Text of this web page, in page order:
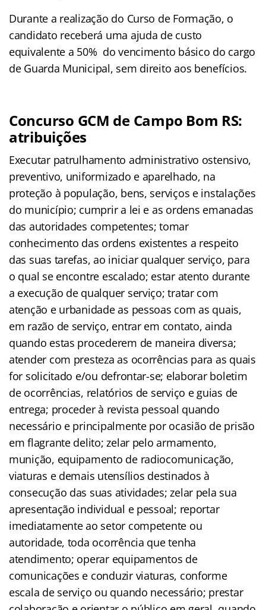
Durante a realização do Curso de Formação, o
candidato receberá uma ajuda de custo
equivalente a 50% do vencimento básico do cargo
de Guarda Municipal, sem direito aos benefícios.
Concurso GCM de Campo Bom RS:
atribuições
Executar patrulhamento administrativo ostensivo,
preventivo, uniformizado e aparelhado, na
proteção à população, bens, serviços e instalações
do município; cumprir a lei e as ordens emanadas
das autoridades competentes; tomar
conhecimento das ordens existentes a respeito
das suas tarefas, ao iniciar qualquer serviço, para
o qual se encontre escalado; estar atento durante
a execução de qualquer serviço; tratar com
atenção e urbanidade as pessoas com as quais,
em razão de serviço, entrar em contato, ainda
quando estas procederem de maneira diversa;
atender com presteza as ocorrências para as quais
for solicitado e/ou defrontar-se; elaborar boletim
de ocorrências, relatórios de serviço e guias de
entrega; proceder à revista pessoal quando
necessário e principalmente por ocasião de prisão
em flagrante delito; zelar pelo armamento,
munição, equipamento de radiocomunicação,
viaturas e demais utensílios destinados à
consecução das suas atividades; zelar pela sua
apresentação individual e pessoal; reportar
imediatamente ao setor competente ou
autoridade, toda ocorrência que tenha
atendimento; operar equipamentos de
comunicações e conduzir viaturas, conforme
escala de serviço ou quando necessário; prestar